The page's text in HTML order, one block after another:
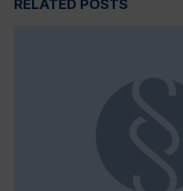
RELATED POSTS